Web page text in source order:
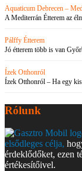
Aquaticum Debrecen –
A Mediterrán Étterem az
Pálffy Étterem
Jó étterem több is van
Ízek Otthonról
Ízek Otthonról – Ha egy
Rólunk
elsődleges célja,
érdeklődőket, ezen
értékesítőivel.